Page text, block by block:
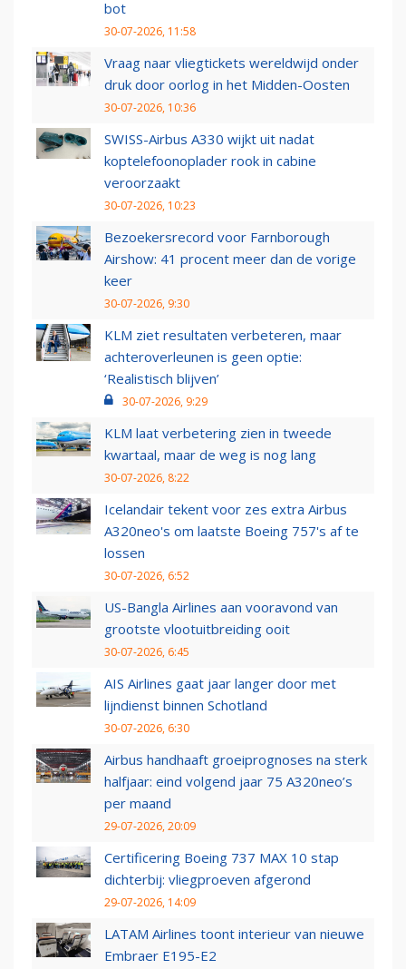
bot
30-07-2026, 11:58
Vraag naar vliegtickets wereldwijd onder
druk door oorlog in het Midden-Oosten
30-07-2026, 10:36
SWISS-Airbus A330 wijkt uit nadat
koptelefoonoplader rook in cabine
veroorzaakt
30-07-2026, 10:23
Bezoekersrecord voor Farnborough
Airshow: 41 procent meer dan de vorige
keer
30-07-2026, 9:30
KLM ziet resultaten verbeteren, maar
achteroverleunen is geen optie:
‘Realistisch blijven’
30-07-2026, 9:29
KLM laat verbetering zien in tweede
kwartaal, maar de weg is nog lang
30-07-2026, 8:22
Icelandair tekent voor zes extra Airbus
A320neo's om laatste Boeing 757's af te
lossen
30-07-2026, 6:52
US-Bangla Airlines aan vooravond van
grootste vlootuitbreiding ooit
30-07-2026, 6:45
AIS Airlines gaat jaar langer door met
lijndienst binnen Schotland
30-07-2026, 6:30
Airbus handhaaft groeiprognoses na sterk
halfjaar: eind volgend jaar 75 A320neo’s
per maand
29-07-2026, 20:09
Certificering Boeing 737 MAX 10 stap
dichterbij: vliegproeven afgerond
29-07-2026, 14:09
LATAM Airlines toont interieur van nieuwe
Embraer E195-E2